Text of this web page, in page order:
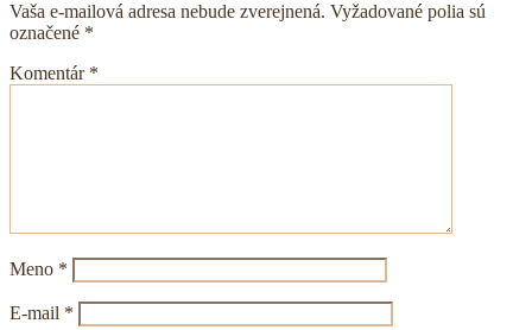
Vaša e-mailová adresa nebude zverejnená. Vyžadované polia sú
označené *
Komentár *
Meno *
E-mail *